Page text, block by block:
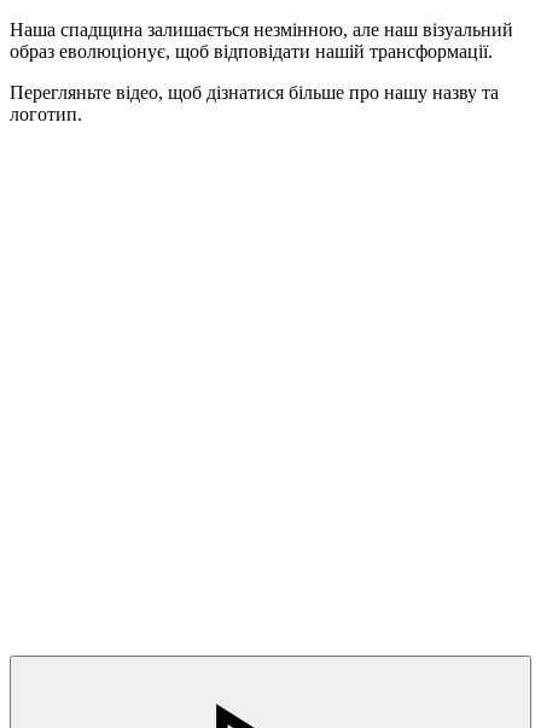
Наша спадщина залишається незмінною, але наш візуальний
образ еволюціонує, щоб відповідати нашій трансформації.
Перегляньте відео, щоб дізнатися більше про нашу назву та
логотип.